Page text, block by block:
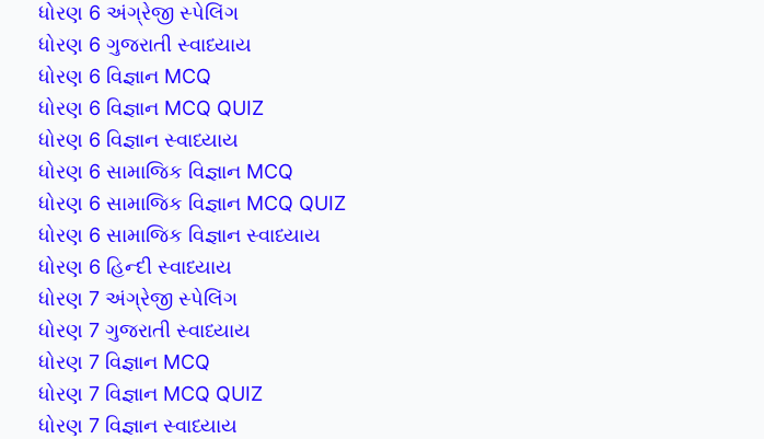
ધોરણ 6 અંગ્રેજી સ્પેલિંગ
ધોરણ 6 ગુજરાતી સ્વાધ્યાય
ધોરણ 6 વિજ્ઞાન MCQ
ધોરણ 6 વિજ્ઞાન MCQ QUIZ
ધોરણ 6 વિજ્ઞાન સ્વાધ્યાય
ધોરણ 6 સામાજિક વિજ્ઞાન MCQ
ધોરણ 6 સામાજિક વિજ્ઞાન MCQ QUIZ
ધોરણ 6 સામાજિક વિજ્ઞાન સ્વાધ્યાય
ધોરણ 6 હિન્દી સ્વાધ્યાય
ધોરણ 7 અંગ્રેજી સ્પેલિંગ
ધોરણ 7 ગુજરાતી સ્વાધ્યાય
ધોરણ 7 વિજ્ઞાન MCQ
ધોરણ 7 વિજ્ઞાન MCQ QUIZ
ધોરણ 7 વિજ્ઞાન સ્વાધ્યાય